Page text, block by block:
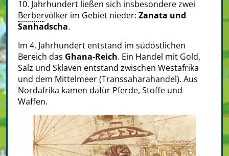
10. Jahrhundert ließen sich insbesondere zwei
Berbervölker im Gebiet nieder: Zanata und
Sanhadscha.
Im 4. Jahrhundert entstand im südöstlichen
Bereich das Ghana-Reich. Ein Handel mit Gold,
Salz und Sklaven entstand zwischen Westafrika
und dem Mittelmeer (Transsaharahandel). Aus
Nordafrika kamen dafür Pferde, Stoffe und
Waffen.